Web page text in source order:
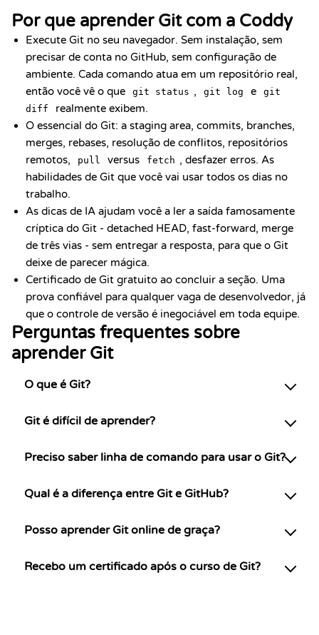
Por que aprender Git com a Coddy
Execute Git no seu navegador. Sem instalação, sem
precisar de conta no GitHub, sem configuração de
ambiente. Cada comando atua em um repositório real,
então você vê o que
git status , git log e
git
diff
realmente exibem.
O essencial do Git: a staging area, commits, branches,
merges, rebases, resolução de conflitos, repositórios
remotos,
pull versus fetch , desfazer erros. As
habilidades de Git que você vai usar todos os dias no
trabalho.
As dicas de IA ajudam você a ler a saída famosamente
críptica do Git - detached HEAD, fast-forward, merge
de três vias - sem entregar a resposta, para que o Git
deixe de parecer mágica.
Certificado de Git gratuito ao concluir a seção. Uma
prova confiável para qualquer vaga de desenvolvedor, já
que o controle de versão é inegociável em toda equipe.
Perguntas frequentes sobre
aprender Git
O que é Git?
Git é difícil de aprender?
Preciso saber linha de comando para usar o Git?
Qual é a diferença entre Git e GitHub?
Posso aprender Git online de graça?
Recebo um certificado após o curso de Git?